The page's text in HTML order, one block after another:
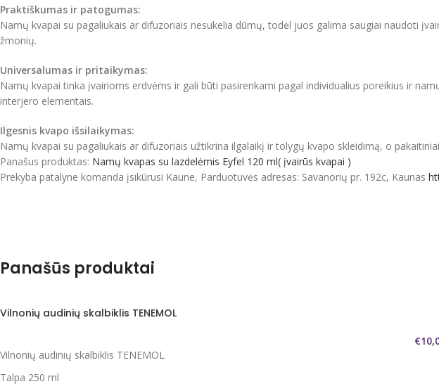
Praktiškumas ir patogumas:
Namų kvapai su pagaliukais ar difuzoriais nesukelia dūmų, todėl juos galima saugiai naudoti
žmonių.
Universalumas ir pritaikymas:
Namų kvapai tinka įvairioms erdvėms ir gali būti pasirenkami pagal individualius poreikius ir
interjero elementais.
Ilgesnis kvapo išsilaikymas:
Namų kvapai su pagaliukais ar difuzoriais užtikrina ilgalaikį ir tolygų kvapo skleidimą, o
Panašus produktas: Namų kvapas su lazdelėmis Eyfel 120 ml( įvairūs kvapai )
Prekyba patalyne komanda įsikūrusi Kaune, Parduotuvės adresas: Savanorių pr. 192c, Kaunas
Panašūs produktai
Vilnonių audinių skalbiklis TENEMOL
€
Vilnonių audinių skalbiklis TENEMOL
Talpa 250 ml